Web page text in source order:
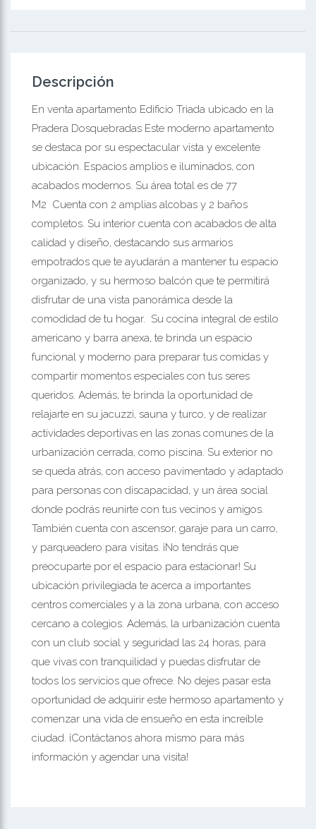
Descripción
En venta apartamento Edificio Triada ubicado en la
Pradera Dosquebradas Este moderno apartamento
se destaca por su espectacular vista y excelente
ubicación. Espacios amplios e iluminados, con
acabados modernos. Su área total es de 77
M2 Cuenta con 2 amplias alcobas y 2 baños
completos. Su interior cuenta con acabados de alta
calidad y diseño, destacando sus armarios
empotrados que te ayudarán a mantener tu espacio
organizado, y su hermoso balcón que te permitirá
disfrutar de una vista panorámica desde la
comodidad de tu hogar. Su cocina integral de estilo
americano y barra anexa, te brinda un espacio
funcional y moderno para preparar tus comidas y
compartir momentos especiales con tus seres
queridos. Además, te brinda la oportunidad de
relajarte en su jacuzzi, sauna y turco, y de realizar
actividades deportivas en las zonas comunes de la
urbanización cerrada, como piscina. Su exterior no
se queda atrás, con acceso pavimentado y adaptado
para personas con discapacidad, y un área social
donde podrás reunirte con tus vecinos y amigos.
También cuenta con ascensor, garaje para un carro,
y parqueadero para visitas. ¡No tendrás que
preocuparte por el espacio para estacionar! Su
ubicación privilegiada te acerca a importantes
centros comerciales y a la zona urbana, con acceso
cercano a colegios. Además, la urbanización cuenta
con un club social y seguridad las 24 horas, para
que vivas con tranquilidad y puedas disfrutar de
todos los servicios que ofrece. No dejes pasar esta
oportunidad de adquirir este hermoso apartamento y
comenzar una vida de ensueño en esta increíble
ciudad. ¡Contáctanos ahora mismo para más
información y agendar una visita!